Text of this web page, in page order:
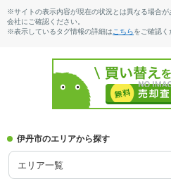
システムキッチン
※サイトの表示内容が現在の状況とは異なる場合
会社にご確認ください。
※表示しているタグ情報の詳細は こちらをご確認く
伊丹市のエリアから探す
エリア一覧